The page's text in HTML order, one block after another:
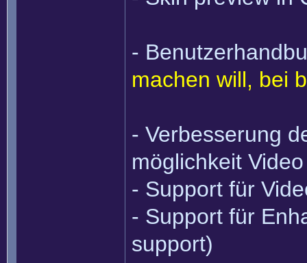
-
machen will, bei
- Verbesserung
möglichkeit
- Support für
- Support für
support)